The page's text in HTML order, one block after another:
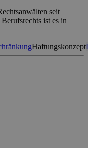
seit
ist es in
Haftungskonzept